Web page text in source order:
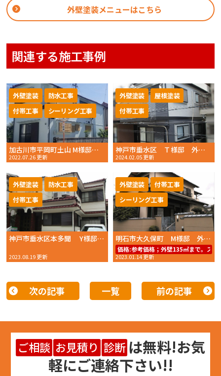
外壁塗装メニューはこちら
関連する施工事例
加古川市平岡町土山 M様邸 外壁塗装 2022年6月完工 おかちゃんペイント
2022.07.26 更新
外壁塗装
防水工事
付帯工事
シーリング工事
神戸市垂水区 Ｔ様邸 外壁塗装・屋根塗装 2023年8月完工 おかちゃんペイント
2024.02.05 更新
外壁塗装
屋根塗装
付帯工事
神戸市垂水区本多聞 Y様邸 外壁塗装・ベランダ防水工事 2023年 6月初旬完工 おかちゃんペイント
2023.08.19 更新
外壁塗装
防水工事
付帯工事
明石市大久保町 M様邸 外壁塗装 2022年12月完工 おかちゃんペイント
価格:参考価格；外壁135㎡まで。ス
2023.01.14 更新
外壁塗装
付帯工事
シーリング工事
次の記事 一覧 前の記事
ご相談 お見積り 診断 は無料!お気
軽にご連絡下さい!!